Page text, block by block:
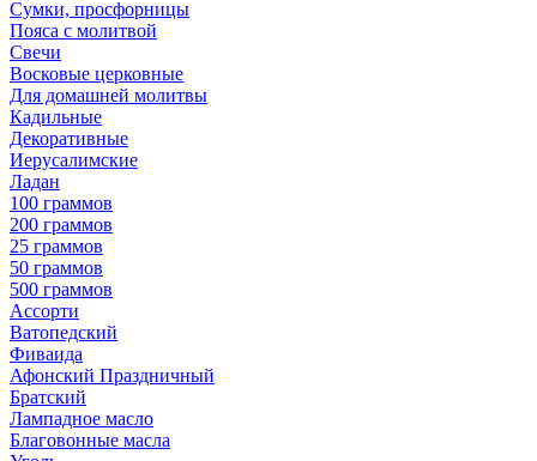
Сумки, просфорницы
Пояса с молитвой
Свечи
Восковые церковные
Для домашней молитвы
Кадильные
Декоративные
Иерусалимские
Ладан
100 граммов
200 граммов
25 граммов
50 граммов
500 граммов
Ассорти
Ватопедский
Фиваида
Афонский Праздничный
Братский
Лампадное масло
Благовонные масла